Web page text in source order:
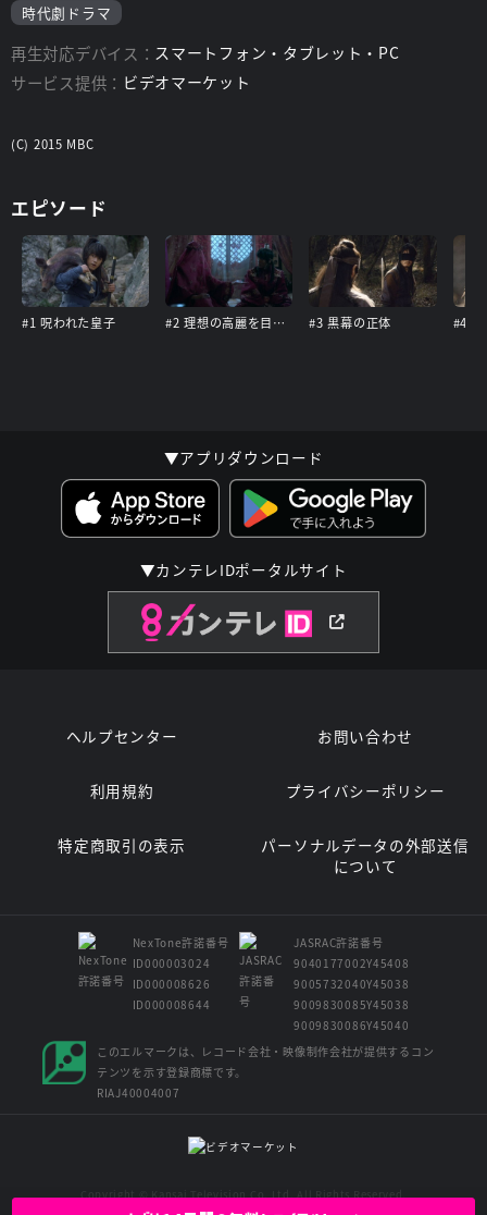
時代劇ドラマ
再生対応デバイス： スマートフォン・タブレット・PC
サービス提供： ビデオマーケット
(C) 2015 MBC
エピソード
#1 呪われた皇子 #2 理想の高麗を目指して #3 黒幕の正体 #4
▼アプリダウンロード
▼カンテレIDポータルサイト
ヘルプセンター お問い合わせ
利用規約 プライバシーポリシー
特定商取引の表示
パーソナルデータの外部送信
について
NexTone許諾番号
ID000003024
ID000008626
ID000008644
JASRAC許諾番号
9040177002Y45408
9005732040Y45038
9009830085Y45038
9009830086Y45040
このエルマークは、レコード会社・映像制作会社が提供するコン
テンツを示す登録商標です。
RIAJ40004007